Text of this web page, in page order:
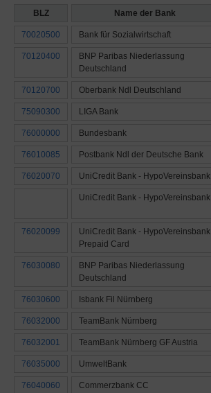
BLZ Name der Bank
70020500 Bank für Sozialwirtschaft
70120400
BNP Paribas Niederlassung
Deutschland
70120700 Oberbank Ndl Deutschland
75090300 LIGA Bank
76000000 Bundesbank
76010085 Postbank Ndl der Deutsche Bank
76020070 UniCredit Bank - HypoVereinsbank
UniCredit Bank - HypoVereinsbank
76020099
UniCredit Bank - HypoVereinsbank
Prepaid Card
76030080
BNP Paribas Niederlassung
Deutschland
76030600 Isbank Fil Nürnberg
76032000 TeamBank Nürnberg
76032001 TeamBank Nürnberg GF Austria
76035000 UmweltBank
76040060 Commerzbank CC